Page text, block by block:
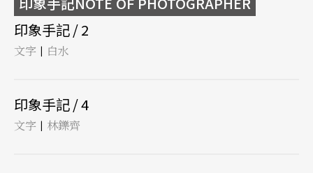
印象手記 / 2
文字 | 白水
印象手記 / 4
文字 | 林鑠齊